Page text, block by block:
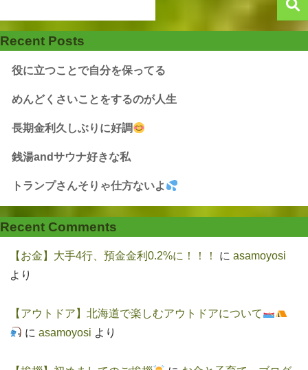
Recent Posts
役に立つことで自分を保ってる
めんどくさいことをするのが人生
長期金利久しぶりに好調
銭湯andサウナ好きな私
トランプさんそりゃ仕方ないよ
Recent Comments
【お金】大手4行、預金金利0.2%に！！！ に asamoyosi
より
【アウトドア】北海道で楽しむアウトドアについて
に asamoyosi より